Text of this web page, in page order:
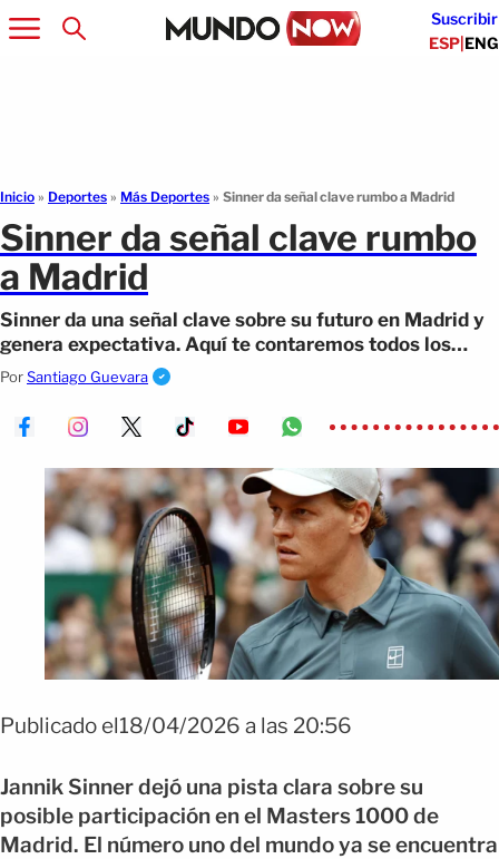
Suscribir
ESP|ENG
Inicio » Deportes » Más Deportes » Sinner da señal clave rumbo a Madrid
Sinner da señal clave rumbo
a Madrid
Sinner da una señal clave sobre su futuro en Madrid y
genera expectativa. Aquí te contaremos todos los
detalles.
PorSantiago Guevara
Publicado el18/04/2026 a las 20:56
Jannik Sinner dejó una pista clara sobre su
posible participación en el Masters 1000 de
Madrid. El número uno del mundo ya se encuentra